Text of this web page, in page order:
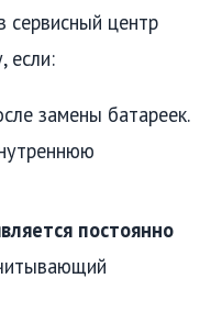
сервисный центр
если:
замены батареек.
постоянно